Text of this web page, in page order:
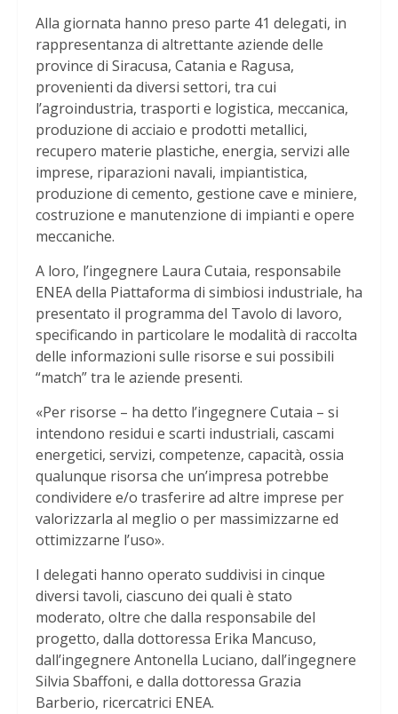
Alla giornata hanno preso parte 41 delegati, in
rappresentanza di altrettante aziende delle
province di Siracusa, Catania e Ragusa,
provenienti da diversi settori, tra cui
l’agroindustria, trasporti e logistica, meccanica,
produzione di acciaio e prodotti metallici,
recupero materie plastiche, energia, servizi alle
imprese, riparazioni navali, impiantistica,
produzione di cemento, gestione cave e miniere,
costruzione e manutenzione di impianti e opere
meccaniche.
A loro, l’ingegnere Laura Cutaia, responsabile
ENEA della Piattaforma di simbiosi industriale, ha
presentato il programma del Tavolo di lavoro,
specificando in particolare le modalità di raccolta
delle informazioni sulle risorse e sui possibili
“match” tra le aziende presenti.
«Per risorse – ha detto l’ingegnere Cutaia – si
intendono residui e scarti industriali, cascami
energetici, servizi, competenze, capacità, ossia
qualunque risorsa che un’impresa potrebbe
condividere e/o trasferire ad altre imprese per
valorizzarla al meglio o per massimizzarne ed
ottimizzarne l’uso».
I delegati hanno operato suddivisi in cinque
diversi tavoli, ciascuno dei quali è stato
moderato, oltre che dalla responsabile del
progetto, dalla dottoressa Erika Mancuso,
dall’ingegnere Antonella Luciano, dall’ingegnere
Silvia Sbaffoni, e dalla dottoressa Grazia
Barberio, ricercatrici ENEA.